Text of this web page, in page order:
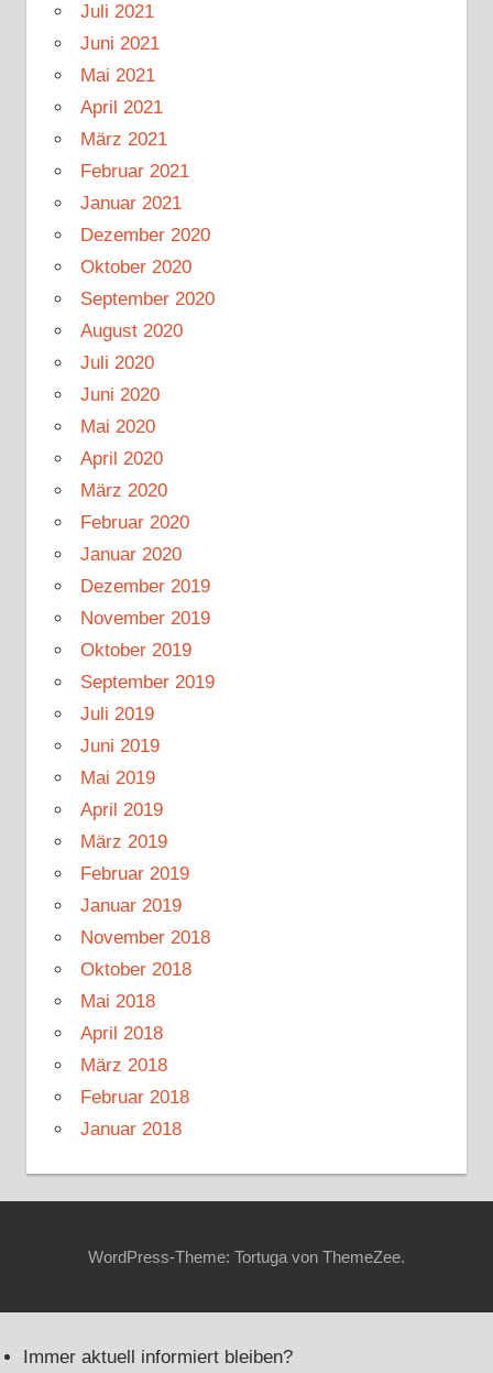
Juli 2021
Juni 2021
Mai 2021
April 2021
März 2021
Februar 2021
Januar 2021
Dezember 2020
Oktober 2020
September 2020
August 2020
Juli 2020
Juni 2020
Mai 2020
April 2020
März 2020
Februar 2020
Januar 2020
Dezember 2019
November 2019
Oktober 2019
September 2019
Juli 2019
Juni 2019
Mai 2019
April 2019
März 2019
Februar 2019
Januar 2019
November 2018
Oktober 2018
Mai 2018
April 2018
März 2018
Februar 2018
Januar 2018
WordPress-Theme: Tortuga von ThemeZee.
Immer aktuell informiert bleiben?